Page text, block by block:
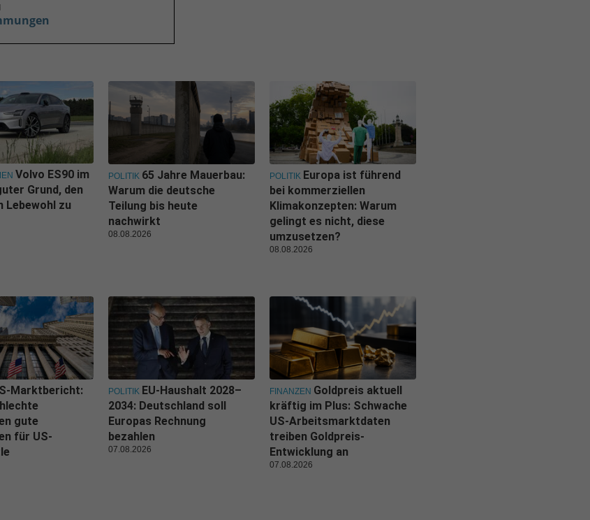
Volvo ES90 im
Grund, den
Lebewohl zu
POLITIK 65 Jahre Mauerbau:
Warum die deutsche
Teilung bis heute
nachwirkt
08.08.2026
POLITIK Europa ist führend
bei kommerziellen
Klimakonzepten: Warum
gelingt es nicht, diese
umzusetzen?
08.08.2026
Marktbericht:
gute
für US-
POLITIK EU-Haushalt 2028–
2034: Deutschland soll
Europas Rechnung
bezahlen
07.08.2026
FINANZEN Goldpreis aktuell
kräftig im Plus: Schwache
US-Arbeitsmarktdaten
treiben Goldpreis-
Entwicklung an
07.08.2026